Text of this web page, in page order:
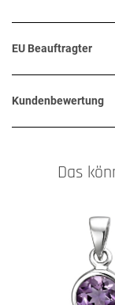
EU Beauftragter
Kundenbewertung
Das